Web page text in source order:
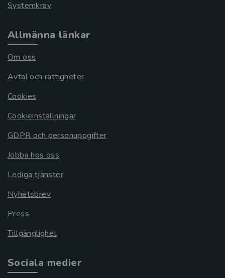
Systemkrav
Allmänna länkar
Om oss
Avtal och rättigheter
Cookies
Cookieinställningar
GDPR och personuppgifter
Jobba hos oss
Lediga tjänster
Nyhetsbrev
Press
Tillgänglighet
Sociala medier